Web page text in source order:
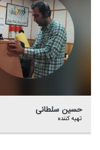
حسین سلطانی
تهیه كننده